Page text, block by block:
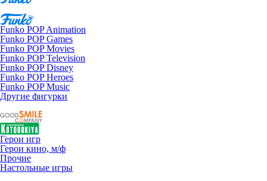
Funko POP Animation
Funko POP Games
Funko POP Movies
Funko POP Television
Funko POP Disney
Funko POP Heroes
Funko POP Music
Другие фигурки
Герои игр
Герои кино, м/ф
Прочие
Настольные игры